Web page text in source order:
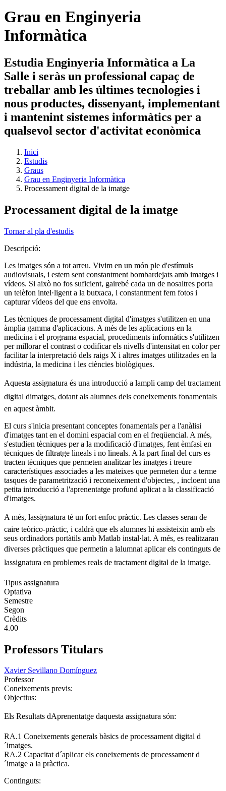
Grau en Enginyeria
Informàtica
Estudia Enginyeria Informàtica a La
Salle i seràs un professional capaç de
treballar amb les últimes tecnologies i
nous productes, dissenyant, implementant
i mantenint sistemes informàtics per a
qualsevol sector d'activitat econòmica
Inici
Estudis
Graus
Grau en Enginyeria Informàtica
Processament digital de la imatge
Processament digital de la imatge
Tornar al pla d'estudis
Descripció:
Les imatges són a tot arreu. Vivim en un món ple d'estímuls
audiovisuals, i estem sent constantment bombardejats amb imatges i
vídeos. Si això no fos suficient, gairebé cada un de nosaltres porta
un telèfon intel·ligent a la butxaca, i constantment fem fotos i
capturar vídeos del que ens envolta.
Les tècniques de processament digital d'imatges s'utilitzen en una
àmplia gamma d'aplicacions. A més de les aplicacions en la
medicina i el programa espacial, procediments informàtics s'utilitzen
per millorar el contrast o codificar els nivells d'intensitat en color per
facilitar la interpretació dels raigs X i altres imatges utilitzades en la
indústria, la medicina i les ciències biològiques.
Aquesta assignatura és una introducció a lampli camp del tractament
digital dimatges, dotant als alumnes dels coneixements fonamentals
en aquest àmbit.
El curs s'inicia presentant conceptes fonamentals per a l'anàlisi
d'imatges tant en el domini espacial com en el freqüencial. A més,
s'estudien tècniques per a la modificació d'imatges, fent èmfasi en
tècniques de filtratge lineals i no lineals. A la part final del curs es
tracten tècniques que permeten analitzar les imatges i treure
característiques associades a les mateixes que permeten dur a terme
tasques de parametrització i reconeixement d'objectes, , incloent una
petita introducció a l'aprenentatge profund aplicat a la classificació
d'imatges.
A més, lassignatura té un fort enfoc pràctic. Les classes seran de
caire teòrico-pràctic, i caldrà que els alumnes hi assisteixin amb els
seus ordinadors portàtils amb Matlab instal·lat. A més, es realitzaran
diverses pràctiques que permetin a lalumnat aplicar els continguts de
lassignatura en problemes reals de tractament digital de la imatge.
Tipus assignatura
Optativa
Semestre
Segon
Crèdits
4.00
Professors Titulars
Xavier Sevillano Domínguez
Professor
Coneixements previs:
Objectius:
Els Resultats dAprenentatge daquesta assignatura són:
RA.1 Coneixements generals bàsics de processament digital d
´imatges.
RA.2 Capacitat d´aplicar els coneixements de processament d
´imatge a la pràctica.
Continguts: